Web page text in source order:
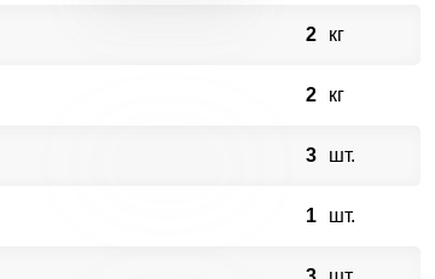
2 кг
2 кг
3 шт.
1 шт.